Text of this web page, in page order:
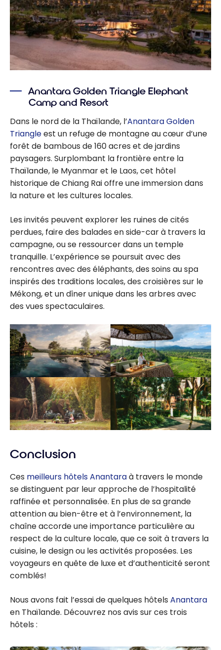
Anantara Golden Triangle Elephant
Camp and Resort
Dans le nord de la Thaïlande, l’Anantara Golden
Triangleest un refuge de montagne au cœur d’une
forêt de bambous de 160 acres et de jardins
paysagers. Surplombant la frontière entre la
Thaïlande, le Myanmar et le Laos, cet hôtel
historique de Chiang Rai offre une immersion dans
la nature et les cultures locales.
Les invités peuvent explorer les ruines de cités
perdues, faire des balades en side-car à travers la
campagne, ou se ressourcer dans un temple
tranquille. L’expérience se poursuit avec des
rencontres avec des éléphants, des soins au spa
inspirés des traditions locales, des croisières sur le
Mékong, et un dîner unique dans les arbres avec
des vues spectaculaires.
Conclusion
Ces meilleurs hôtelsAnantaraà travers le monde
se distinguent par leur approche de l’hospitalité
raffinée et personnalisée. En plus de sa grande
attention au bien-être et à l’environnement, la
chaîne accorde une importance particulière au
respect de la culture locale, que ce soit à travers la
cuisine, le design ou les activités proposées. Les
voyageurs en quête de luxe et d’authenticité seront
comblés!
Nous avons fait l’essai de quelques hôtels Anantara
en Thaïlande. Découvrez nos avis sur ces trois
hôtels :